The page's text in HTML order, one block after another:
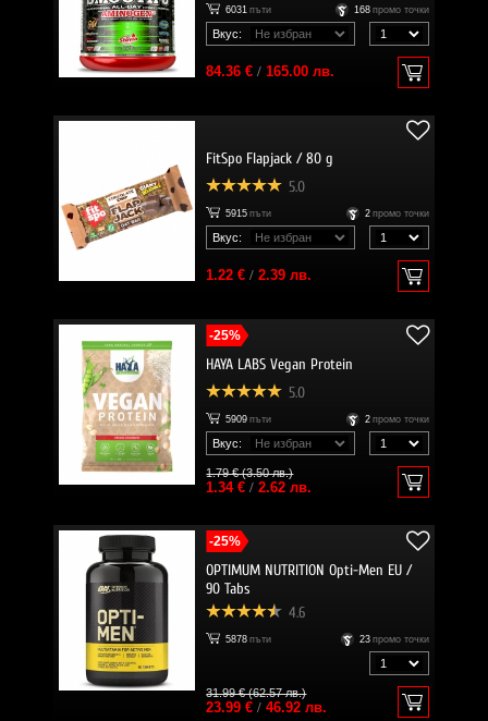
6031 пъти 168 промо точки
Вкус:
84.36 €/ 165.00 лв.
FitSpo Flapjack / 80 g
5.0
5915 пъти 2 промо точки
Вкус:
1.22 €/ 2.39 лв.
-25%
HAYA LABS Vegan Protein
5.0
5909 пъти 2 промо точки
Вкус:
1.79 € (3.50 лв.)
1.34 €/ 2.62 лв.
-25%
OPTIMUM NUTRITION Opti-Men EU /
90 Tabs
4.6
5878 пъти 23 промо точки
31.99 € (62.57 лв.)
23.99 €/ 46.92 лв.